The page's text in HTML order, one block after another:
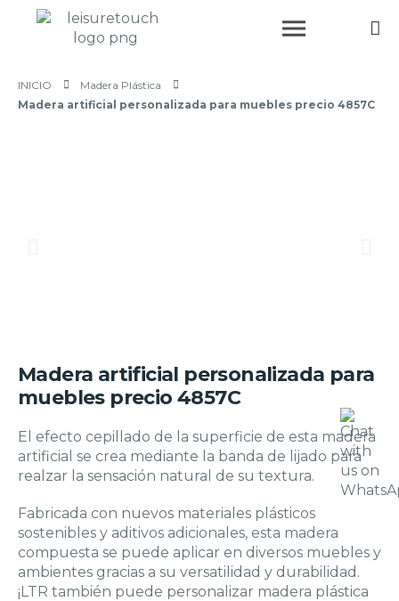
INICIO
Madera Plástica
Madera artificial personalizada para muebles precio 4857C
Madera artificial personalizada para
muebles precio 4857C
El efecto cepillado de la superficie de esta madera
artificial se crea mediante la banda de lijado para
realzar la sensación natural de su textura.
Fabricada con nuevos materiales plásticos
sostenibles y aditivos adicionales, esta madera
compuesta se puede aplicar en diversos muebles y
ambientes gracias a su versatilidad y durabilidad.
¡LTR también puede personalizar madera plástica